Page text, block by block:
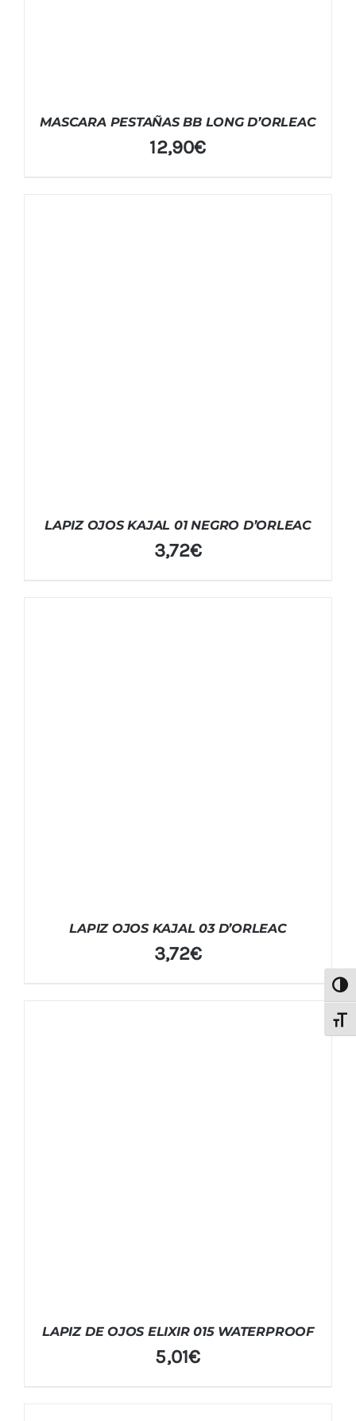
MASCARA PESTAÑAS BB LONG D’ORLEAC
12,90€
LAPIZ OJOS KAJAL 01 NEGRO D’ORLEAC
3,72€
LAPIZ OJOS KAJAL 03 D’ORLEAC
3,72€
LAPIZ DE OJOS ELIXIR 015 WATERPROOF
5,01€